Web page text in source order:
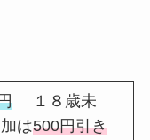
１８歳未
は500円引き